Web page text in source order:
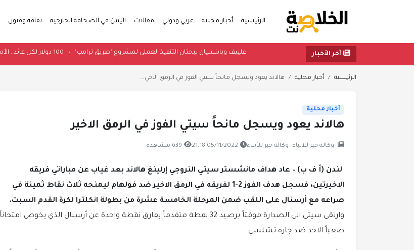
الرئيسية أخبار محلية عربي ودولي مقالات اليمن في الصحافة الخارجية ثقافة وفنون
آخر الأخبار علييف وباشينيان يبحثان التنفيذ العملي لمشروع "طريق ترامب"•100 دولار لكل عائد.. الأمم المتحدة تشجع السوريين على العودة من لبنان
الرئيسية أخبار محلية هالاند يعود ويسجل مانحاً سيتي الفوز في الرمق الاخي...
أخبار محلية
هالاند يعود ويسجل مانحاً سيتي الفوز في الرمق الاخير
وكالة خبر للانباء- وكالة خبر للأنباء 05/11/2022 21:18 639 مشاهدة
لندن (أ ف ب) – عاد هداف مانشستر سيتي النروجي إرلينغ هالاند بعد غياب عن مباراتي فريقه
الاخيرتين، فسجل هدف الفوز 2-1 لفريقه في الرمق الاخير ضد فولهام ليمنحه ثلاث نقاط ثمينة في
صراعه مع أرسنال على اللقب ضمن المرحلة الخامسة عشرة من بطولة انكلترا لكرة القدم السبت.
وارتقى سيتي الى الصدارة موقتاً برصيد 32 نقطة متقدماً بفارق نقطة واحدة عن أرسنال الذي يخوض امتحاناً
صعباً الاحد ضد جاره تشلسي.